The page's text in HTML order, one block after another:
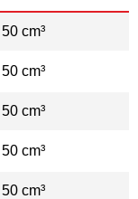
50 cm³
50 cm³
50 cm³
50 cm³
50 cm³